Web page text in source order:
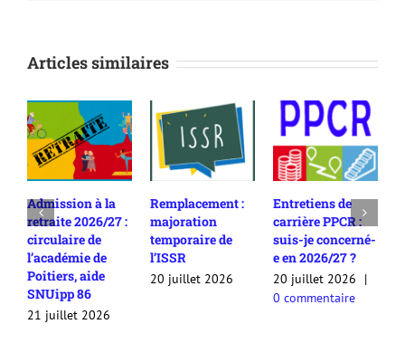
Articles similaires
Remplacement :
majoration
temporaire de
l’ISSR
20 juillet 2026
Entretiens de
carrière PPCR :
suis-je concerné-
e en 2026/27 ?
20 juillet 2026
Rendez-vous de
carrière en
2025/26 :
comment
contester son
appréciation /